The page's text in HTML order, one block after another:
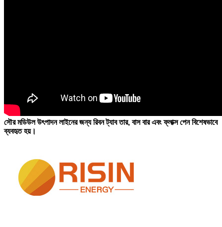
সৌর মডিউল উৎপাদন লাইনের জন্য রিবন ট্যাব তার, বাস বার এবং ফ্লাক্স পেন বিশেষভাবে
ব্যবহৃত হয়।